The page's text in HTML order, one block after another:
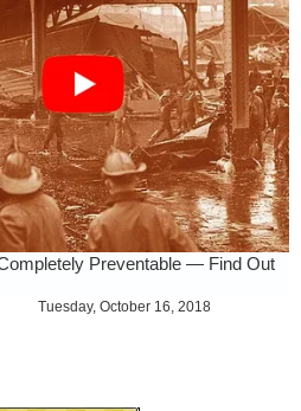
Tuesday, October 16, 2018